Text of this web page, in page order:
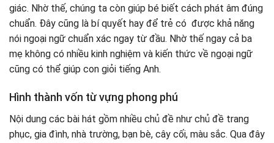
giác. Nhờ thế, chúng ta còn giúp bé biết cách phát âm đúng
chuẩn. Đây cũng là bí quyết hay để trẻ có được khả năng
nói ngoại ngữ chuẩn xác ngay từ đầu. Nhờ thế ngay cả ba
mẹ không có nhiều kinh nghiệm và kiến thức về ngoại ngữ
cũng có thể giúp con giỏi tiếng Anh.
Hình thành vốn từ vựng phong phú
Nội dung các bài hát gồm nhiều chủ đề như chủ đề trang
phục, gia đình, nhà trường, bạn bè, cây cối, màu sắc. Qua đây